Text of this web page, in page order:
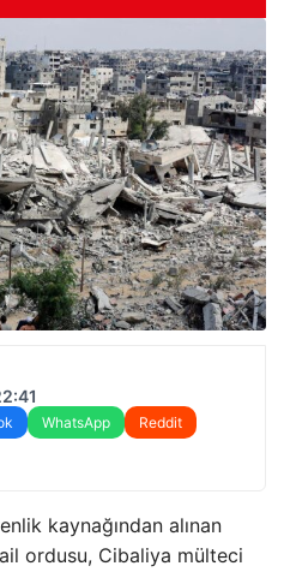
WhatsApp
Reddit
kaynağından alınan
ordusu, Cibaliya mülteci